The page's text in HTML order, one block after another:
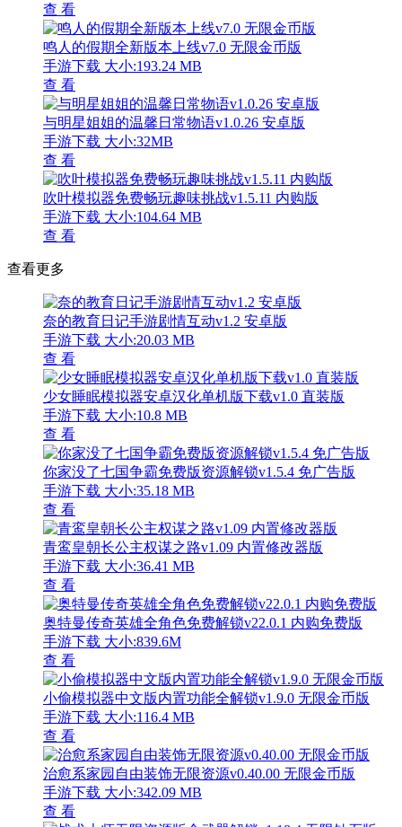
查 看
鸣人的假期全新版本上线v7.0 无限金币版
手游下载 大小:193.24 MB
查 看
与明星姐姐的温馨日常物语v1.0.26 安卓版
手游下载 大小:32MB
查 看
吹叶模拟器免费畅玩趣味挑战v1.5.11 内购版
手游下载 大小:104.64 MB
查 看
查看更多
奈的教育日记手游剧情互动v1.2 安卓版
手游下载 大小:20.03 MB
查 看
少女睡眠模拟器安卓汉化单机版下载v1.0 直装版
手游下载 大小:10.8 MB
查 看
你家没了七国争霸免费版资源解锁v1.5.4 免广告版
手游下载 大小:35.18 MB
查 看
青鸾皇朝长公主权谋之路v1.09 内置修改器版
手游下载 大小:36.41 MB
查 看
奥特曼传奇英雄全角色免费解锁v22.0.1 内购免费版
手游下载 大小:839.6M
查 看
小偷模拟器中文版内置功能全解锁v1.9.0 无限金币版
手游下载 大小:116.4 MB
查 看
治愈系家园自由装饰无限资源v0.40.00 无限金币版
手游下载 大小:342.09 MB
查 看